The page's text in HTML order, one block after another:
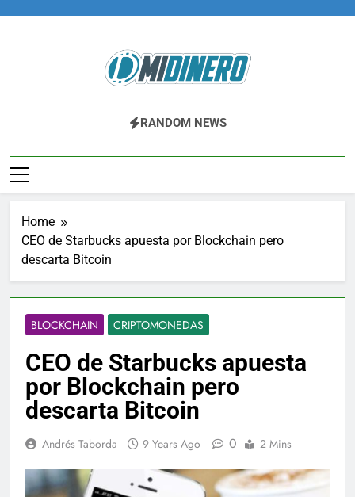
Midinero.co
Fintech, Criptomonedas
RANDOM NEWS
Home
CEO de Starbucks apuesta por Blockchain pero
descarta Bitcoin
BLOCKCHAIN CRIPTOMONEDAS
CEO de Starbucks apuesta
por Blockchain pero
descarta Bitcoin
Andrés Taborda 9 Years Ago 0 2 Mins